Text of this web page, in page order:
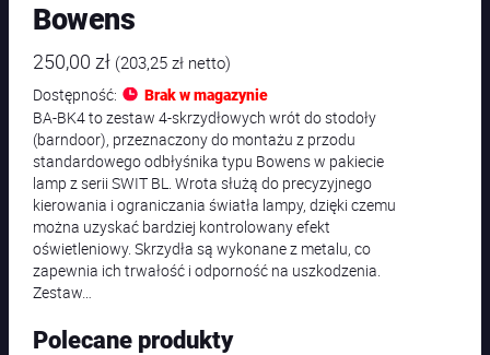
Bowens
250,00 zł (203,25zł netto)
Dostępność:
Brak w magazynie
BA-BK4 to zestaw 4-skrzydłowych wrót do stodoły
(barndoor), przeznaczony do montażu z przodu
standardowego odbłyśnika typu Bowens w pakiecie
lamp z serii SWIT BL. Wrota służą do precyzyjnego
kierowania i ograniczania światła lampy, dzięki czemu
można uzyskać bardziej kontrolowany efekt
oświetleniowy. Skrzydła są wykonane z metalu, co
zapewnia ich trwałość i odporność na uszkodzenia.
Zestaw…
Polecane produkty